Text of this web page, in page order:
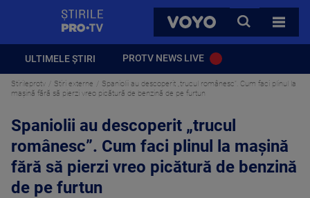
VOYO
CAUTA
TOATE
ULTIMELE ȘTIRI PROTV NEWS LIVE
Stirileprotv Stiri externe
Spaniolii au descoperit „trucul românesc”. Cum faci plinul la
mașină fără să pierzi vreo picătură de benzină de pe furtun
Spaniolii au descoperit „trucul
românesc”. Cum faci plinul la mașină
fără să pierzi vreo picătură de benzină
de pe furtun